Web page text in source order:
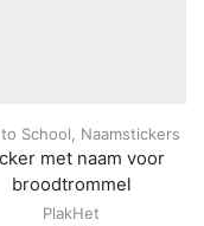
School, Naamstickers
met naam voor
broodtrommel
PlakHet